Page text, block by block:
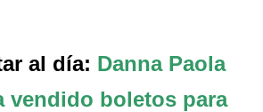
al día: Danna Paola
vendido boletos para